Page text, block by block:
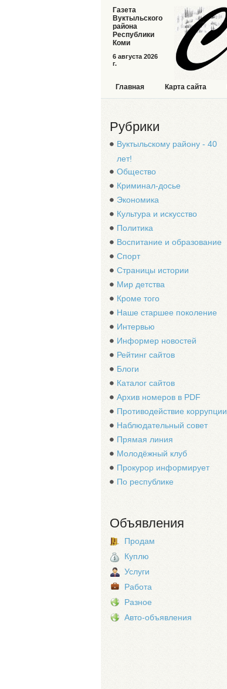
6 августа 2026
г.
Газета
Вуктыльского
района
Республики
Коми
Главная Карта сайта
Рубрики
Вуктыльскому району - 40
лет!
Общество
Криминал-досье
Экономика
Культура и искусство
Политика
Воспитание и образование
Спорт
Страницы истории
Мир детства
Кроме того
Наше старшее поколение
Интервью
Информер новостей
Рейтинг сайтов
Блоги
Каталог сайтов
Архив номеров в PDF
Противодействие коррупции
Наблюдательный совет
Прямая линия
Молодёжный клуб
Прокурор информирует
По республике
Объявления
Продам
Куплю
Услуги
Работа
Разное
Авто-объявления